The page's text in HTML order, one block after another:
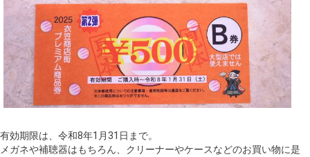
有効期限は、令和8年1月31日まで。
メガネや補聴器はもちろん、クリーナーやケースなどのお買い物に是